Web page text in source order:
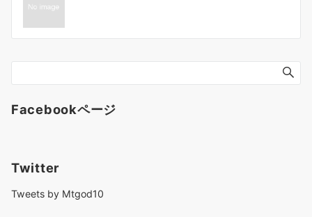
シ
ョ
Facebookページ
Twitter
Tweets by Mtgod10